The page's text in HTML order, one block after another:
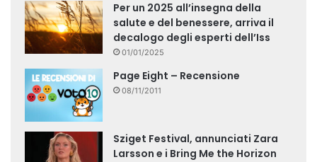
Per un 2025 all’insegna della
salute e del benessere, arriva il
decalogo degli esperti dell’Iss
01/01/2025
Page Eight – Recensione
08/11/2011
Sziget Festival, annunciati Zara
Larsson e i Bring Me the Horizon